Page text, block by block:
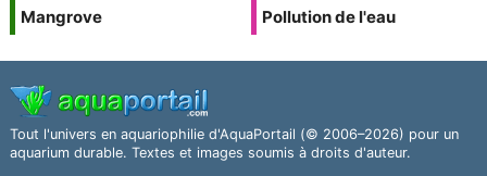
Mangrove
Pollution de l'eau
Tout l'univers en aquariophilie d'AquaPortail (© 2006–2026) pour un
aquarium durable. Textes et images soumis à droits d'auteur.